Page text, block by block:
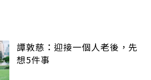
譚敦慈：迎接一個人老後，先
想5件事